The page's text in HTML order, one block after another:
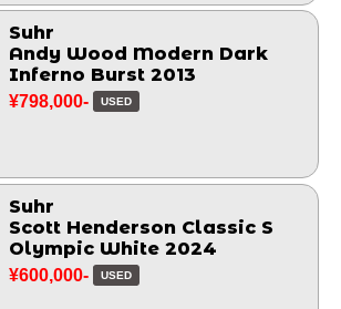
Suhr
Andy Wood Modern Dark
Inferno Burst 2013
¥798,000- USED
Suhr
Scott Henderson Classic S
Olympic White 2024
¥600,000- USED